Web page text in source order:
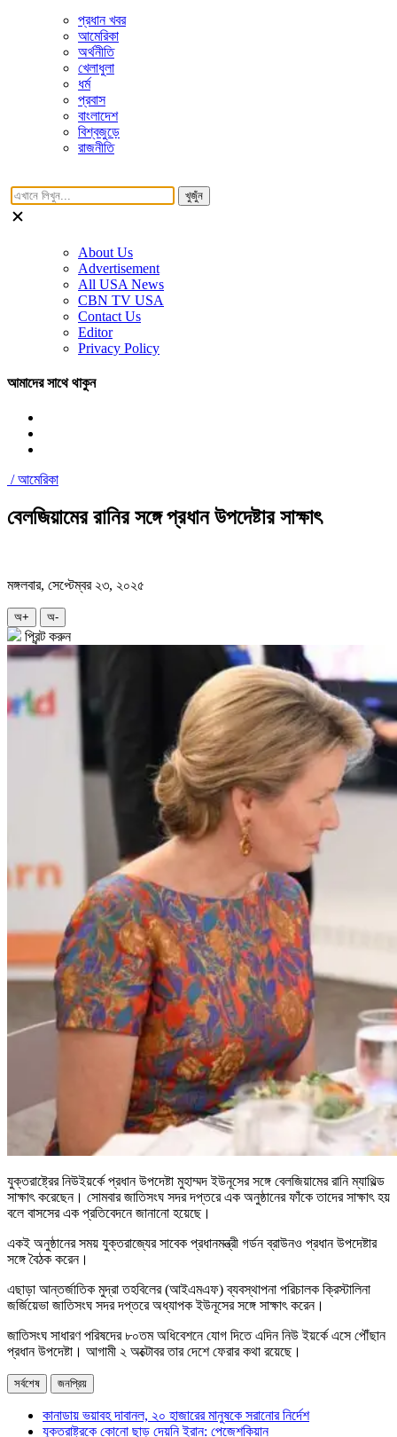
প্রধান খবর
আমেরিকা
অর্থনীতি
খেলাধুলা
ধর্ম
প্রবাস
বাংলাদেশ
বিশ্বজুড়ে
রাজনীতি
খুজুঁন
About Us
Advertisement
All USA News
CBN TV USA
Contact Us
Editor
Privacy Policy
আমাদের সাথে থাকুন
/আমেরিকা
বেলজিয়ামের রানির সঙ্গে প্রধান উপদেষ্টার সাক্ষাৎ
মঙ্গলবার, সেপ্টেম্বর ২৩, ২০২৫
অ+ অ-
প্রিন্ট করুন
যুক্তরাষ্ট্রের নিউইয়র্কে প্রধান উপদেষ্টা মুহাম্মদ ইউনূসের সঙ্গে বেলজিয়ামের রানি ম্যাথিল্ড
সাক্ষাৎ করেছেন। সোমবার জাতিসংঘ সদর দপ্তরে এক অনুষ্ঠানের ফাঁকে তাদের সাক্ষাৎ হয়
বলে বাসসের এক প্রতিবেদনে জানানো হয়েছে।
একই অনুষ্ঠানের সময় যুক্তরাজ্যের সাবেক প্রধানমন্ত্রী গর্ডন ব্রাউনও প্রধান উপদেষ্টার
সঙ্গে বৈঠক করেন।
এছাড়া আন্তর্জাতিক মুদ্রা তহবিলের (আইএমএফ) ব্যবস্থাপনা পরিচালক ক্রিস্টালিনা
জর্জিয়েভা জাতিসংঘ সদর দপ্তরে অধ্যাপক ইউনূসের সঙ্গে সাক্ষাৎ করেন।
জাতিসংঘ সাধারণ পরিষদের ৮০তম অধিবেশনে যোগ দিতে এদিন নিউ ইয়র্কে এসে পৌঁছান
প্রধান উপদেষ্টা। আগামী ২ অক্টোবর তার দেশে ফেরার কথা রয়েছে।
সর্বশেষ জনপ্রিয়
কানাডায় ভয়াবহ দাবানল, ২০ হাজারের মানুষকে সরানোর নির্দেশ
যুক্তরাষ্ট্রকে কোনো ছাড় দেয়নি ইরান: পেজেশকিয়ান